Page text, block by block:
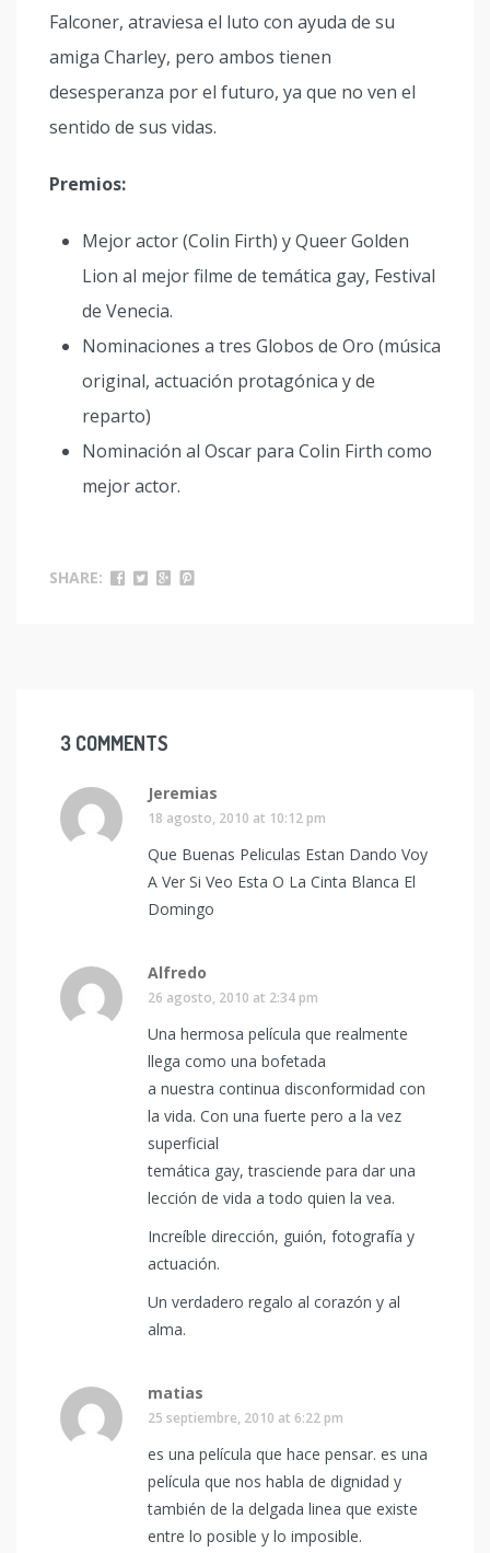
Falconer, atraviesa el luto con ayuda de su
amiga Charley, pero ambos tienen
desesperanza por el futuro, ya que no ven el
sentido de sus vidas.
Premios:
Mejor actor (Colin Firth) y Queer Golden
Lion al mejor filme de temática gay, Festival
de Venecia.
Nominaciones a tres Globos de Oro (música
original, actuación protagónica y de
reparto)
Nominación al Oscar para Colin Firth como
mejor actor.
SHARE:
3 COMMENTS
Jeremias
18 agosto, 2010 at 10:12 pm
Que Buenas Peliculas Estan Dando Voy
A Ver Si Veo Esta O La Cinta Blanca El
Domingo
Alfredo
26 agosto, 2010 at 2:34 pm
Una hermosa película que realmente
llega como una bofetada
a nuestra continua disconformidad con
la vida. Con una fuerte pero a la vez
superficial
temática gay, trasciende para dar una
lección de vida a todo quien la vea.
Increíble dirección, guión, fotografía y
actuación.
Un verdadero regalo al corazón y al
alma.
matias
25 septiembre, 2010 at 6:22 pm
es una película que hace pensar. es una
película que nos habla de dignidad y
también de la delgada linea que existe
entre lo posible y lo imposible.